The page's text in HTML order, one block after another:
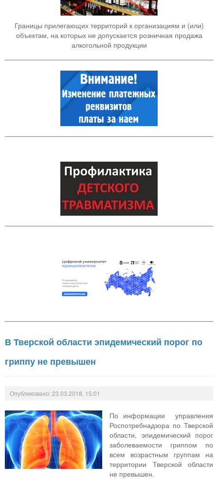
Границы прилегающих территорий к организациям и (или)
объектам, на которых не допускается розничная продажа
алкогольной продукции
В Тверской области эпидемический порог по
гриппу не превышен
Опубликовано: 23.03.2018, 15:01
По информации управления
Роспотребнадзора по Тверской
области, эпидемический порог
заболеваемости гриппом по
всем возрастным группам на
территории Тверской области
не превышен.